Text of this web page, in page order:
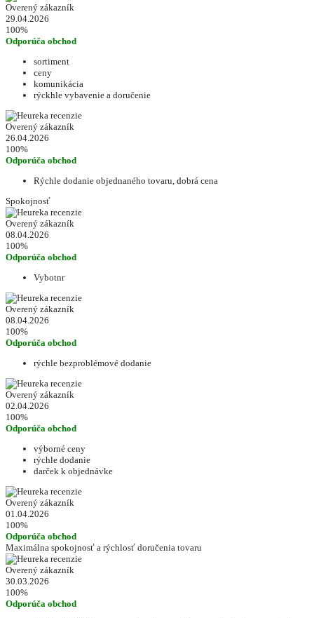
Overený zákazník
29.04.2026
100%
Odporúča obchod
sortiment
ceny
komunikácia
rýckhle vybavenie a doručenie
Overený zákazník
26.04.2026
100%
Odporúča obchod
Rýchle dodanie objednaného tovaru, dobrá cena
Spokojnosť
Overený zákazník
08.04.2026
100%
Odporúča obchod
Vybotnr
Overený zákazník
08.04.2026
100%
Odporúča obchod
rýchle bezproblémové dodanie
Overený zákazník
02.04.2026
100%
Odporúča obchod
výborné ceny
rýchle dodanie
darček k objednávke
Overený zákazník
01.04.2026
100%
Odporúča obchod
Maximálna spokojnosť a rýchlosť doručenia tovaru
Overený zákazník
30.03.2026
100%
Odporúča obchod